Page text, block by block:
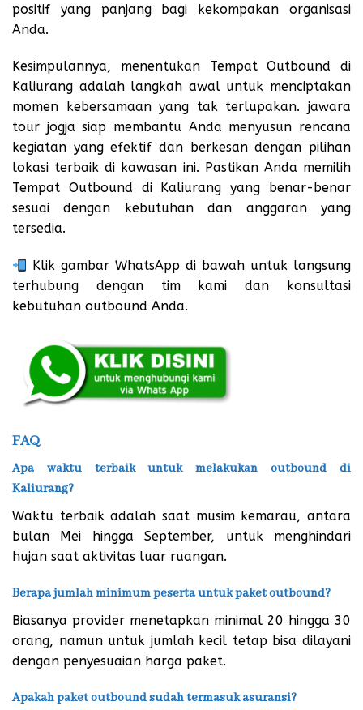
positif yang panjang bagi kekompakan organisasi
Anda.
Kesimpulannya, menentukan Tempat Outbound di
Kaliurang adalah langkah awal untuk menciptakan
momen kebersamaan yang tak terlupakan. jawara
tour jogja siap membantu Anda menyusun rencana
kegiatan yang efektif dan berkesan dengan pilihan
lokasi terbaik di kawasan ini. Pastikan Anda memilih
Tempat Outbound di Kaliurang yang benar-benar
sesuai dengan kebutuhan dan anggaran yang
tersedia.
Klik gambar WhatsApp di bawah untuk langsung
terhubung dengan tim kami dan konsultasi
kebutuhan outbound Anda.
FAQ
Apa waktu terbaik untuk melakukan outbound di
Kaliurang?
Waktu terbaik adalah saat musim kemarau, antara
bulan Mei hingga September, untuk menghindari
hujan saat aktivitas luar ruangan.
Berapa jumlah minimum peserta untuk paket outbound?
Biasanya provider menetapkan minimal 20 hingga 30
orang, namun untuk jumlah kecil tetap bisa dilayani
dengan penyesuaian harga paket.
Apakah paket outbound sudah termasuk asuransi?